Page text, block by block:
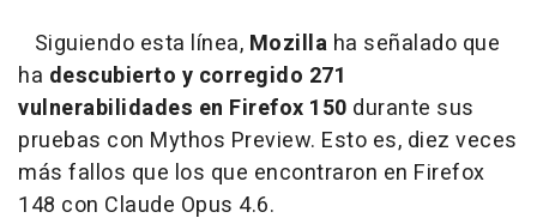
Siguiendo esta línea, Mozilla ha señalado que
ha descubierto y corregido 271
vulnerabilidades en Firefox 150 durante sus
pruebas con Mythos Preview. Esto es, diez veces
más fallos que los que encontraron en Firefox
148 con Claude Opus 4.6.